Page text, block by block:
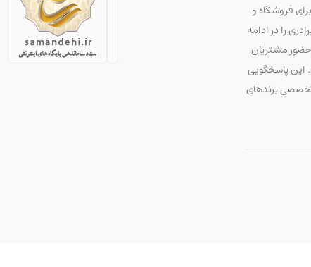
صحیح برای فروشگاه و
را در ادامه
حضور مشتریان
این پاسخگویی
تخصصی برندهای